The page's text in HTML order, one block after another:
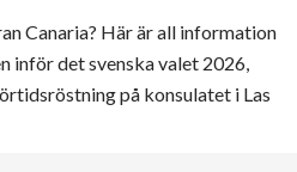
Canaria? Här är all information
inför det svenska valet 2026,
på konsulatet i Las